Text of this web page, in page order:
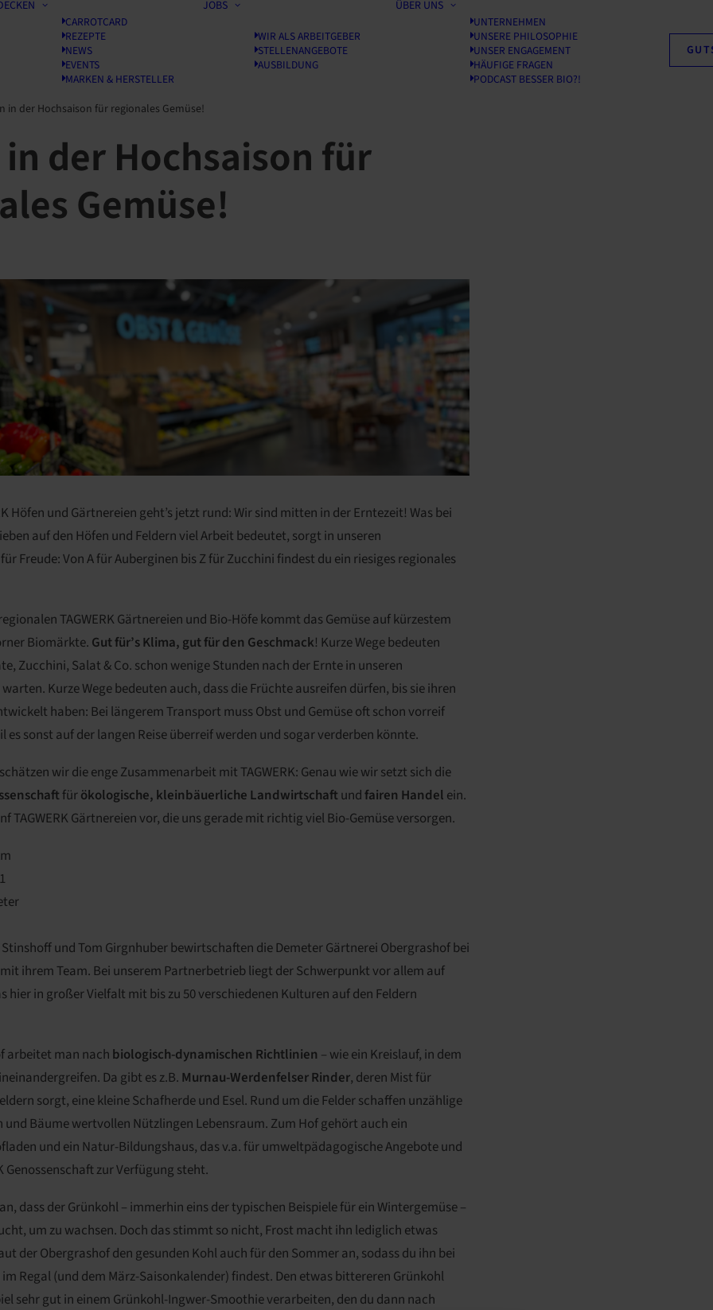
CARROTCARD
REZEPTE
NEWS
EVENTS
MARKEN & HERSTELLER
JOBS
WIR ALS ARBEITGEBER
STELLENANGEBOTE
AUSBILDUNG
ÜBER UNS
UNTERNEHMEN
UNSERE PHILOSOPHIE
UNSER ENGAGEMENT
HÄUFIGE FRAGEN
PODCAST BESSER BIO?!
in der Hochsaison für regionales Gemüse!
der Hochsaison für
Gemüse!
Höfen und Gärtnereien geht’s jetzt rund: Wir sind mitten in der Erntezeit! Was bei
auf den Höfen und Feldern viel Arbeit bedeutet, sorgt in unseren
Freude: Von A für Auberginen bis Z für Zucchini findest du ein riesiges regionales
TAGWERK Gärtnereien und Bio-Höfe kommt das Gemüse auf kürzestem
Biomärkte. Gut für’s Klima, gut für den Geschmack! Kurze Wege bedeuten
Zucchini, Salat & Co. schon wenige Stunden nach der Ernte in unseren
Kurze Wege bedeuten auch, dass die Früchte ausreifen dürfen, bis sie ihren
haben: Bei längerem Transport muss Obst und Gemüse oft schon vorreif
es sonst auf der langen Reise überreif werden und sogar verderben könnte.
wir die enge Zusammenarbeit mit TAGWERK: Genau wie wir setzt sich die
fürökologische, kleinbäuerliche Landwirtschaftundfairen Handel ein.
TAGWERK Gärtnereien vor, die uns gerade mit richtig viel Bio-Gemüse versorgen.
und Tom Girgnhuber bewirtschaften die Demeter Gärtnerei Obergrashof bei
ihrem Team. Bei unserem Partnerbetrieb liegt der Schwerpunkt vor allem auf
hier in großer Vielfalt mit bis zu 50 verschiedenen Kulturen auf den Feldern
arbeitet man nach biologisch-dynamischen Richtlinien – wie ein Kreislauf, in dem
Da gibt es z.B. Murnau-Werdenfelser Rinder, deren Mist für
sorgt, eine kleine Schafherde und Esel. Rund um die Felder schaffen unzählige
und Bäume wertvollen Nützlingen Lebensraum. Zum Hof gehört auch ein
und ein Natur-Bildungshaus, das v.a. für umweltpädagogische Angebote und
Genossenschaft zur Verfügung steht.
dass der Grünkohl – immerhin eins der typischen Beispiele für ein Wintergemüse –
um zu wachsen. Doch das stimmt so nicht, Frost macht ihn lediglich etwas
der Obergrashof den gesunden Kohl auch für den Sommer an, sodass du ihn bei
Regal (und dem März-Saisonkalender) findest. Den etwas bittereren Grünkohl
sehr gut in einem Grünkohl-Ingwer-Smoothie verarbeiten, den du dann nach